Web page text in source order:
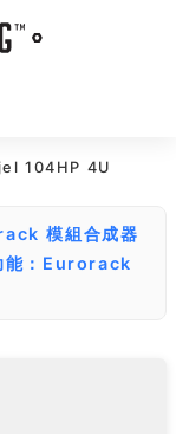
104HP 4U
模組合成器
能：Eurorack